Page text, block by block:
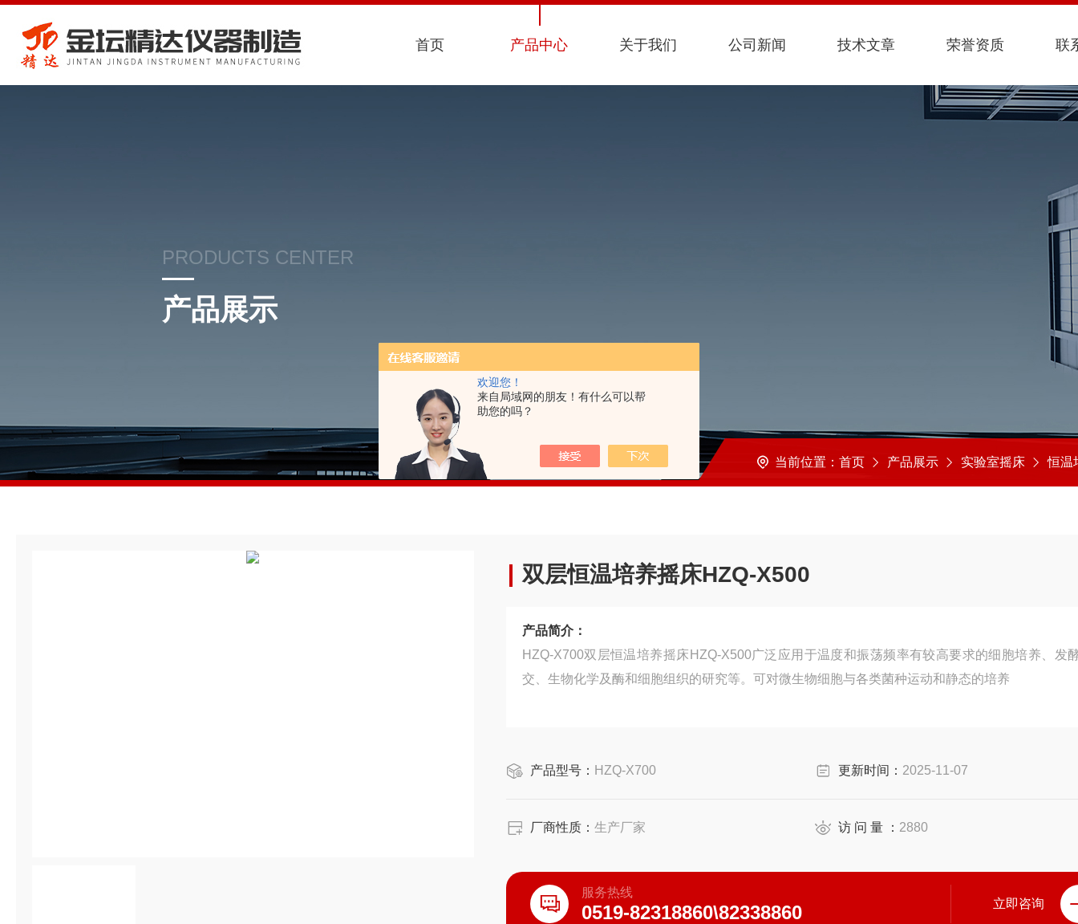
欢迎您！
来自局域网的朋友！有什么可以帮
助您的吗？
首页 产品中心 关于我们 公司新闻 技术文章 荣誉资质 联
PRODUCTS CENTER
产品展示
当前位置： 首页 产品展示 实验室摇床 恒温培养
双层恒温培养摇床HZQ-X500
产品简介：
HZQ-X700双层恒温培养摇床HZQ-X500广泛应用于温度和振荡频率有较高要求的细胞培养、发
交、生物化学及酶和细胞组织的研究等。可对微生物细胞与各类菌种运动和静态的培养
产品型号： HZQ-X700 更新时间： 2025-11-07
厂商性质： 生产厂家 访 问 量 ： 2880
服务热线
0519-82318860\82338860 立即咨询